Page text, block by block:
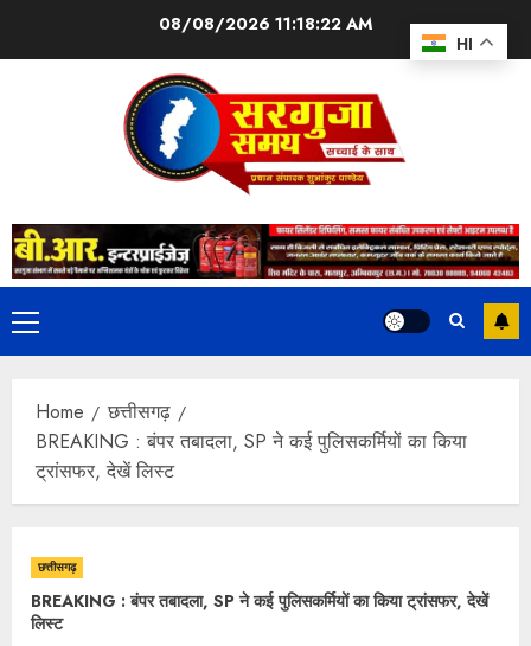
08/08/2026 11:18:22 AM
Home
छत्तीसगढ़
BREAKING : बंपर तबादला, SP ने कई पुलिसकर्मियों का किया
ट्रांसफर, देखें लिस्ट
छत्तीसगढ़
BREAKING : बंपर तबादला, SP ने कई पुलिसकर्मियों का किया ट्रांसफर, देखें
लिस्ट
HI